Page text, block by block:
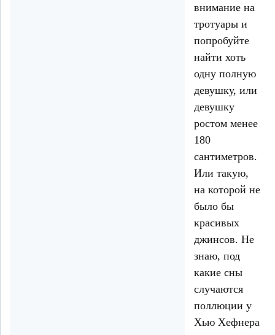
внимание на
тротуары и
попробуйте
найти хоть
одну полную
девушку, или
девушку
ростом менее
180
сантиметров.
Или такую,
на которой не
было бы
красивых
джинсов. Не
знаю, под
какие сны
случаются
поллюции у
Хью Хефнера